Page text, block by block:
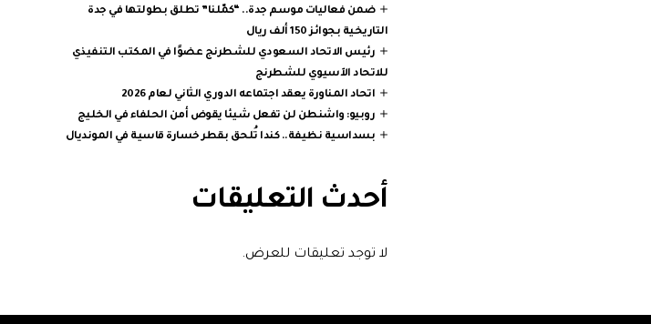
ضمن فعاليات موسم جدة.. “كمّلنا” تطلق بطولتها في جدة
التاريخية بجوائز 150 ألف ريال
رئيس الاتحاد السعودي للشطرنج عضوًا في المكتب التنفيذي
للاتحاد الآسيوي للشطرنج
اتحاد المناورة يعقد اجتماعه الدوري الثاني لعام 2026
روبيو: واشنطن لن تفعل شيئا يقوض أمن الحلفاء في الخليج
بسداسية نظيفة.. كندا تُلحق بقطر خسارة قاسية في المونديال
أحدث التعليقات
لا توجد تعليقات للعرض.